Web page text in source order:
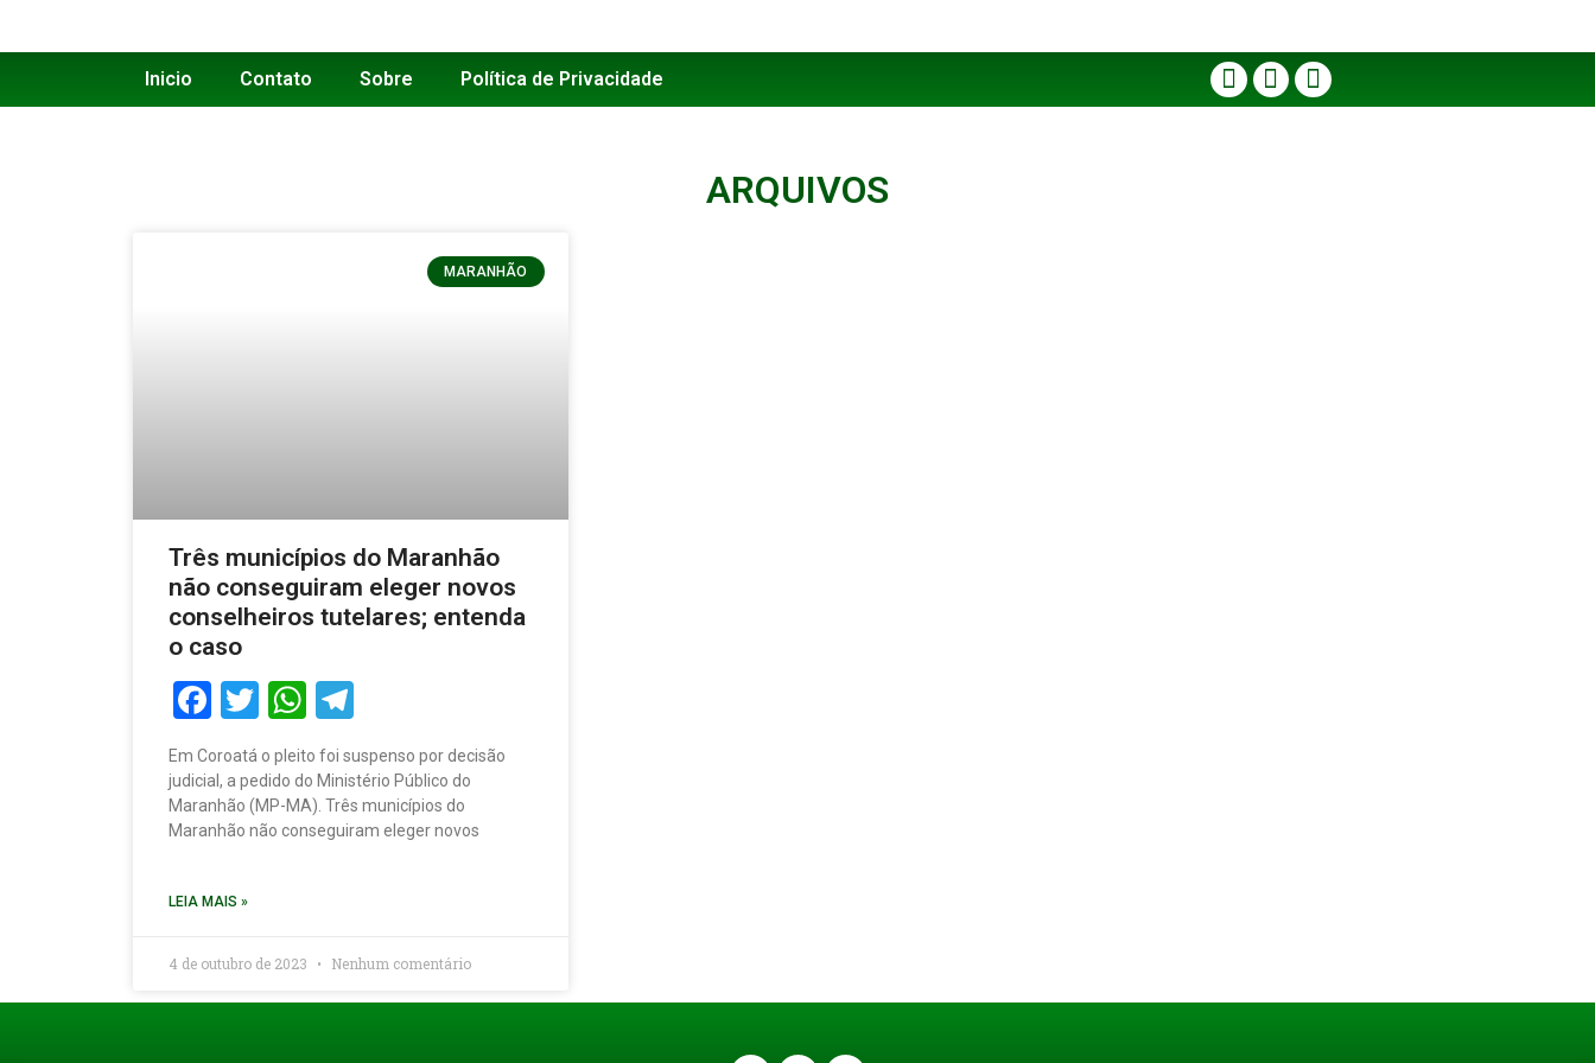
Inicio Contato Sobre Política de Privacidade
ARQUIVOS
MARANHÃO
Três municípios do Maranhão
não conseguiram eleger novos
conselheiros tutelares; entenda
o caso
Facebook
TwitterWhatsApp
Em Coroatá o pleito foi suspenso por decisão
judicial, a pedido do Ministério Público do
Maranhão (MP-MA). Três municípios do
Maranhão não conseguiram eleger novos
LEIA MAIS »
4 de outubro de 2023 Nenhum comentário